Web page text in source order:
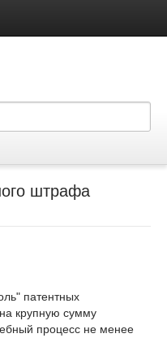
штрафа
патентных
на крупную сумму
процесс не менее